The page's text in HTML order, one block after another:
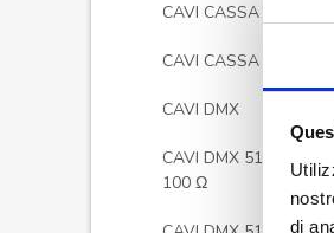
di
CAVI CASSA C.P.R.
CAVI CASSA
CAVI DMX
CAVI DMX 512 EIA RS
100 Ω